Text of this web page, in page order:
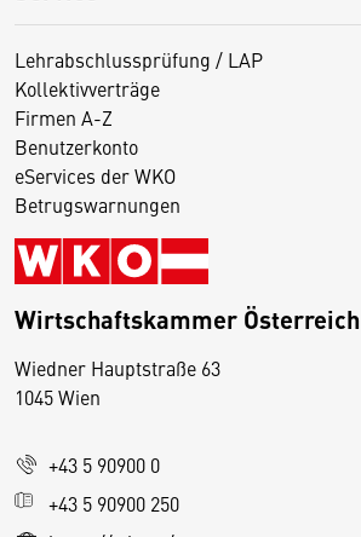
Lehrabschlussprüfung / LAP
Kollektivverträge
Firmen A-Z
Benutzerkonto
eServices der WKO
Betrugswarnungen
Wirtschaftskammer Österreich
Wiedner Hauptstraße 63
1045 Wien
+43 5 90900 0
+43 5 90900 250
D
s
e